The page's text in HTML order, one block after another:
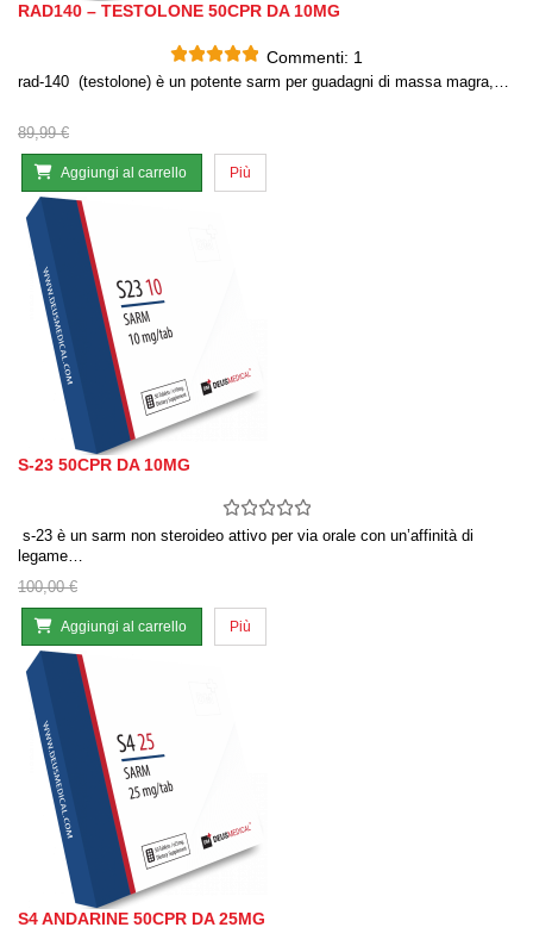
RAD140 – TESTOLONE 50CPR DA 10MG
Commenti: 1
rad-140 (testolone) è un potente sarm per guadagni di massa magra,…
89,99 €
Aggiungi al carrello Più
S-23 50CPR DA 10MG
s-23 è un sarm non steroideo attivo per via orale con un’affinità di
legame…
100,00 €
Aggiungi al carrello Più
S4 ANDARINE 50CPR DA 25MG